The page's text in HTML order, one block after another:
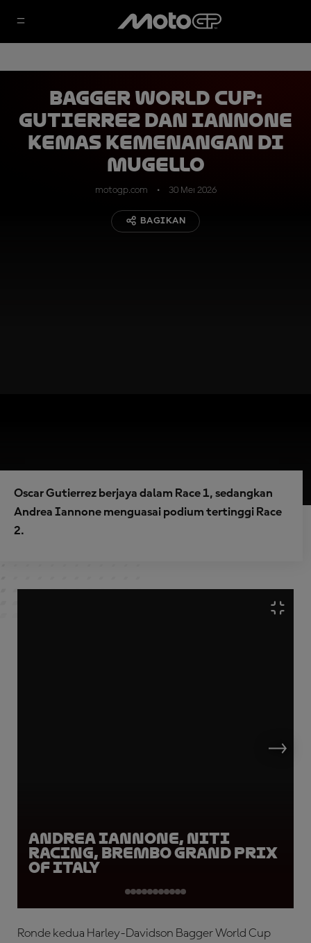
Bagger World Cup:
Gutierrez dan Iannone
Kemas Kemenangan di
Mugello
motogp.com 30 Mei 2026
BAGIKAN
Oscar Gutierrez berjaya dalam Race 1, sedangkan
Andrea Iannone menguasai podium tertinggi Race
2.
Andrea Iannone, Niti
Racing, Brembo Grand Prix
of Italy
Ronde kedua Harley-Davidson Bagger World Cup